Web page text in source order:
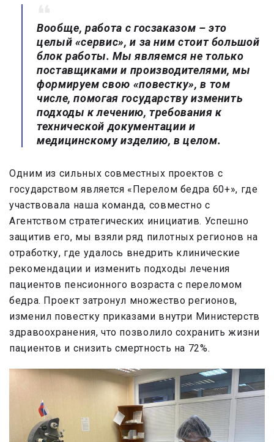
Вообще, работа с госзаказом – это
целый «сервис», и за ним стоит большой
блок работы. Мы являемся не только
поставщиками и производителями, мы
формируем свою «повестку», в том
числе, помогая государству изменить
подходы к лечению, требования к
технической документации и
медицинскому изделию, в целом.
Одним из сильных совместных проектов с
государством является «Перелом бедра 60+», где
участвовала наша команда, совместно с
Агентством стратегических инициатив. Успешно
защитив его, мы взяли ряд пилотных регионов на
отработку, где удалось внедрить клинические
рекомендации и изменить подходы лечения
пациентов пенсионного возраста с переломом
бедра. Проект затронул множество регионов,
изменил повестку приказами внутри Министерств
здравоохранения, что позволило сохранить жизни
пациентов и снизить смертность на 72%.